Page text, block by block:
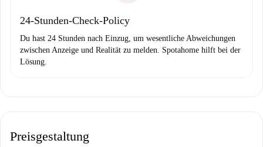
24-Stunden-Check-Policy
Du hast 24 Stunden nach Einzug, um wesentliche Abweichungen
zwischen Anzeige und Realität zu melden. Spotahome hilft bei der
Lösung.
Preisgestaltung